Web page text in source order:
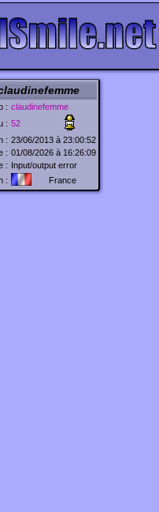
: claudinefemme
: 52
: 23/06/2013 à 23:00:52
: 01/08/2026 à 16:26:09
:
Input/output error
:
France